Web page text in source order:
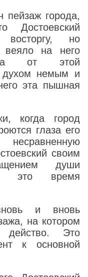
пейзаж города,
Достоевский
восторгу, но
веяло на него
от этой
духом немым и
эта пышная
когда город
глаза его
своим
души
это время
и вновь
на котором
действо. Это
к основной